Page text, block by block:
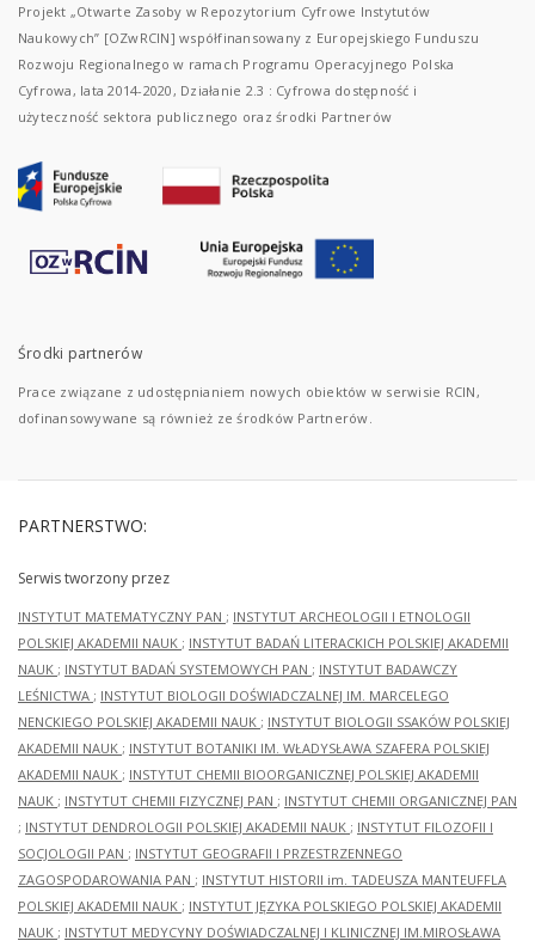
Projekt „Otwarte Zasoby w Repozytorium Cyfrowe Instytutów
Naukowych” [OZwRCIN] współfinansowany z Europejskiego Funduszu
Rozwoju Regionalnego w ramach Programu Operacyjnego Polska
Cyfrowa, lata 2014-2020, Działanie 2.3 : Cyfrowa dostępność i
użyteczność sektora publicznego oraz środki Partnerów
Środki partnerów
Prace związane z udostępnianiem nowych obiektów w serwisie RCIN,
dofinansowywane są również ze środków Partnerów.
PARTNERSTWO:
Serwis tworzony przez
INSTYTUT MATEMATYCZNY PAN ; INSTYTUT ARCHEOLOGII I ETNOLOGII
POLSKIEJ AKADEMII NAUK ; INSTYTUT BADAŃ LITERACKICH POLSKIEJ AKADEMII
NAUK ; INSTYTUT BADAŃ SYSTEMOWYCH PAN ; INSTYTUT BADAWCZY
LEŚNICTWA ; INSTYTUT BIOLOGII DOŚWIADCZALNEJ IM. MARCELEGO
NENCKIEGO POLSKIEJ AKADEMII NAUK ; INSTYTUT BIOLOGII SSAKÓW POLSKIEJ
AKADEMII NAUK ; INSTYTUT BOTANIKI IM. WŁADYSŁAWA SZAFERA POLSKIEJ
AKADEMII NAUK ; INSTYTUT CHEMII BIOORGANICZNEJ POLSKIEJ AKADEMII
NAUK ; INSTYTUT CHEMII FIZYCZNEJ PAN ; INSTYTUT CHEMII ORGANICZNEJ PAN
; INSTYTUT DENDROLOGII POLSKIEJ AKADEMII NAUK ; INSTYTUT FILOZOFII I
SOCJOLOGII PAN ; INSTYTUT GEOGRAFII I PRZESTRZENNEGO
ZAGOSPODAROWANIA PAN ; INSTYTUT HISTORII im. TADEUSZA MANTEUFFLA
POLSKIEJ AKADEMII NAUK ; INSTYTUT JĘZYKA POLSKIEGO POLSKIEJ AKADEMII
NAUK ; INSTYTUT MEDYCYNY DOŚWIADCZALNEJ I KLINICZNEJ IM.MIROSŁAWA